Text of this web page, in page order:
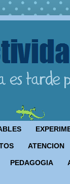
ATENCION
PEDAGOGIA